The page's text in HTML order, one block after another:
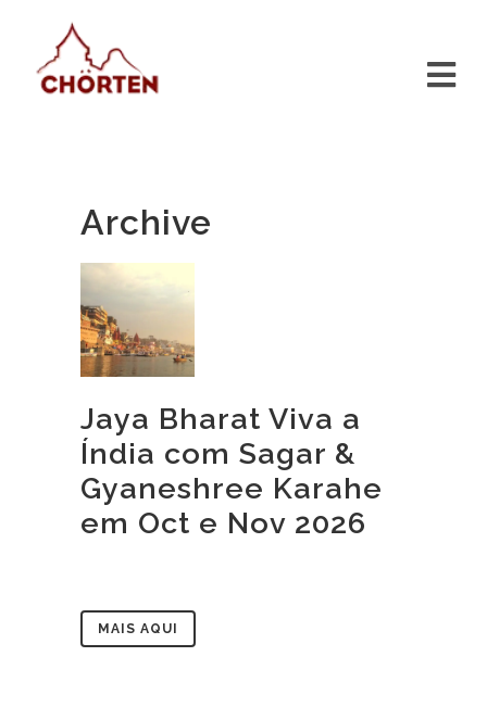
Archive
Jaya Bharat Viva a
Índia com Sagar &
Gyaneshree Karahe
em Oct e Nov 2026
MAIS AQUI